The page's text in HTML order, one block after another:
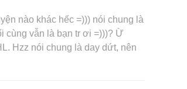
nào khác hếc =))) nói chung là
cùng vẫn là bạn tr ơi =)))? Ừ
Hzz nói chung là day dứt, nên